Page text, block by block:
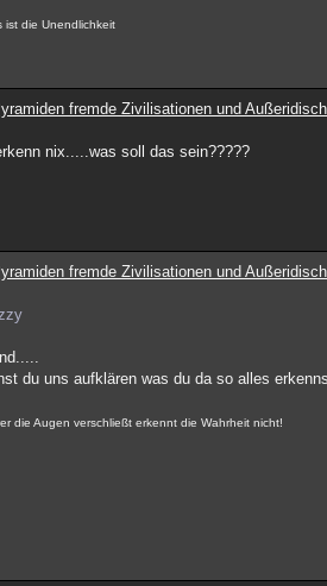
ist die Unendlichkeit
fremde Zivilisationen und
nix.....was soll das sein?????
fremde Zivilisationen und
du uns aufklären was du da so alles
die Augen verschließt erkennt die Wahrheit nicht!